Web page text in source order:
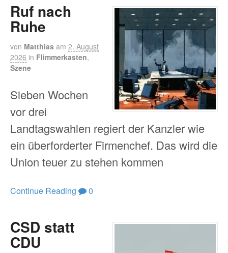
Ruf nach
Ruhe
von Matthias am 2. August
2026 in Flimmerkasten,
Szene
Sieben Wochen
vor drei
Landtagswahlen regiert der Kanzler wie
ein überforderter Firmenchef. Das wird die
Union teuer zu stehen kommen
Continue Reading 0
CSD statt
CDU